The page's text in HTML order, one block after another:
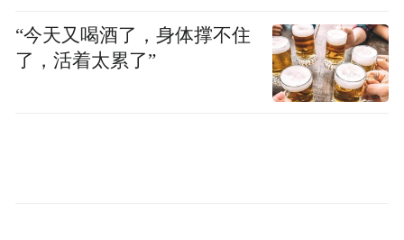
实柔软的坐垫完成后，被放置在小区新打造
的“亲塘暖心角”内，让原本光秃秃的座椅变
“今天又喝酒了，身体撑不住
了，活着太累了”